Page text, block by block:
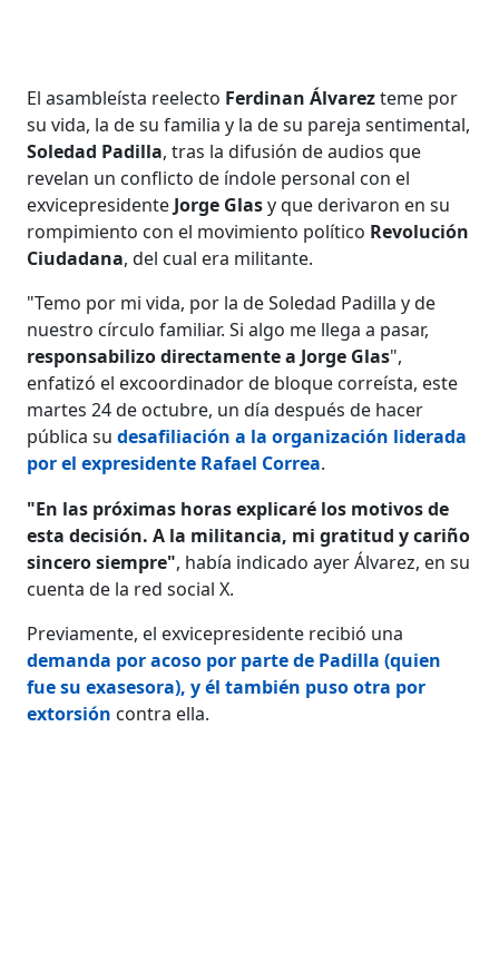
El asambleísta reelecto Ferdinan Álvarezteme por
su vida, la de su familia y la de su pareja sentimental,
Soledad Padilla, tras la difusión de audios que
revelan un conflicto de índole personal con el
exvicepresidente Jorge Glasy que derivaron en su
rompimiento con el movimiento político Revolución
Ciudadana, del cual era militante.
"Temo por mi vida, por la de Soledad Padilla y de
nuestro círculo familiar. Si algo me llega a pasar,
responsabilizo directamente a Jorge Glas",
enfatizó el excoordinador de bloque correísta, este
martes 24 de octubre, un día después de hacer
pública su desafiliación a la organización liderada
por el expresidente Rafael Correa.
"En las próximas horas explicaré los motivos de
esta decisión. A la militancia, mi gratitud y cariño
sincero siempre", había indicado ayer Álvarez, en su
cuenta de la red social X.
Previamente, el exvicepresidente recibió una
demanda poracoso por parte de Padilla (quien
fue su exasesora),y él también puso otra por
extorsión contra ella.